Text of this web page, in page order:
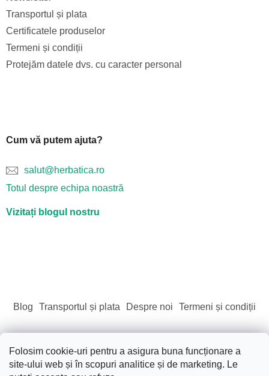
Folosim cookie-uri pentru a asigura buna funcționare a
site-ului web și în scopuri analitice și de marketing. Le
Transportul și plata
Certificatele produselor
Termeni și condiții
Protejăm datele dvs. cu caracter personal
Cum vă putem ajuta?
salut@herbatica.ro
Totul despre echipa noastră
Vizitați blogul nostru
Blog Transportul și plata Despre noi Termeni și condiții
Creat de Shoptet